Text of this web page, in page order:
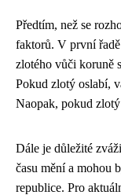
Předtím, než se
faktorů. V první
zlotého vůči koruně
Pokud zlotý oslabí,
Naopak, pokud
Dále je důležité
času mění a mohou
republice. Pro